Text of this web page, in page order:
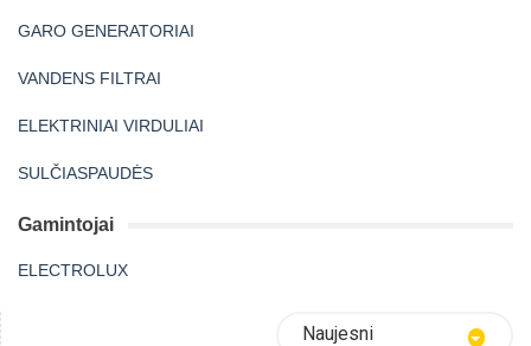
GARO GENERATORIAI
VANDENS FILTRAI
ELEKTRINIAI VIRDULIAI
SULČIASPAUDĖS
Gamintojai
ELECTROLUX
Naujesni